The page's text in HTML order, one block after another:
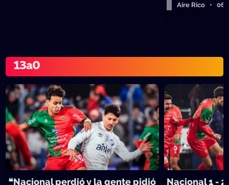
Aire Rico •
13a0
❝Nacional perdió y la gente pidió
Nacional 1 -